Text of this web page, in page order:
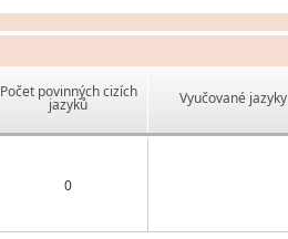
Počet povinných cizích
jazyků Vyučované jazyky
0